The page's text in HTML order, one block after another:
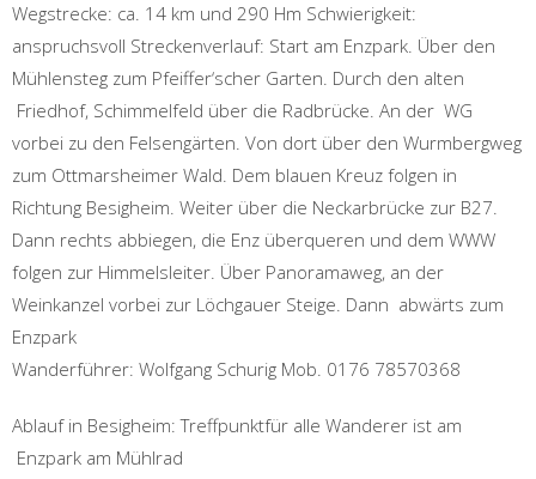
Wegstrecke: ca. 14 km und 290 Hm Schwierigkeit:
anspruchsvoll Streckenverlauf: Start am Enzpark. Über den
Mühlensteg zum Pfeiffer‘scher Garten. Durch den alten
Friedhof, Schimmelfeld über die Radbrücke. An der WG
vorbei zu den Felsengärten. Von dort über den Wurmbergweg
zum Ottmarsheimer Wald. Dem blauen Kreuz folgen in
Richtung Besigheim. Weiter über die Neckarbrücke zur B27.
Dann rechts abbiegen, die Enz überqueren und dem WWW
folgen zur Himmelsleiter. Über Panoramaweg, an der
Weinkanzel vorbei zur Löchgauer Steige. Dann abwärts zum
Enzpark
Wanderführer: Wolfgang Schurig Mob. 0176 78570368
Ablauf in Besigheim: Treffpunktfür alle Wanderer ist am
Enzpark am Mühlrad